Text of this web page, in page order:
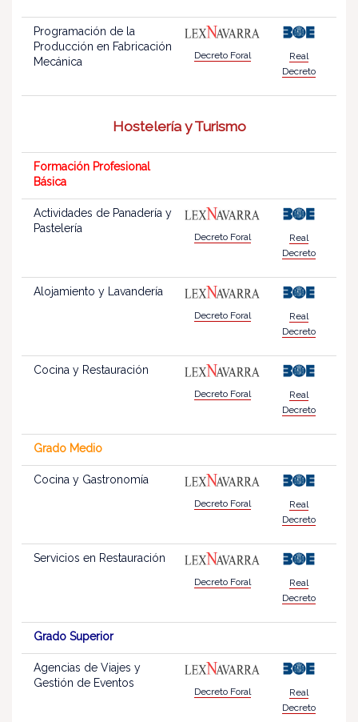
Programación de la
Producción en Fabricación
Mecánica
Decreto Foral
Real
Decreto
Hostelería y Turismo
Formación Profesional
Básica
Actividades de Panadería y
Pastelería
Decreto Foral
Real
Decreto
Alojamiento y Lavandería
Decreto Foral
Real
Decreto
Cocina y Restauración
Decreto Foral
Real
Decreto
Grado Medio
Cocina y Gastronomía
Decreto Foral
Real
Decreto
Servicios en Restauración
Decreto Foral
Real
Decreto
Grado Superior
Agencias de Viajes y
Gestión de Eventos
Decreto Foral
Real
Decreto